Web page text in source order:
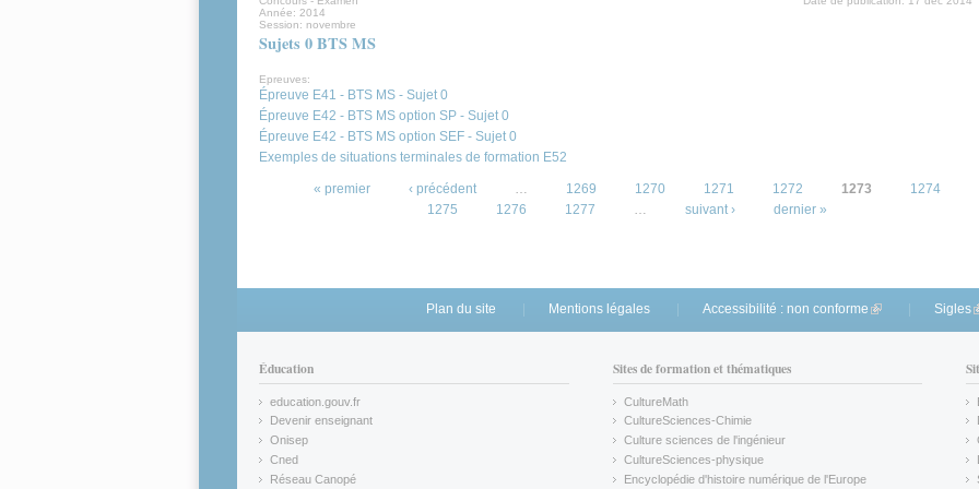
Année: 2014
Session: novembre
Sujets 0 BTS MS
Epreuves:
Épreuve E41 - BTS MS - Sujet 0
Épreuve E42 - BTS MS option SP - Sujet 0
Épreuve E42 - BTS MS option SEF - Sujet 0
Exemples de situations terminales de formation E52
« premier ‹ précédent 1269 1270 1271 1272 1273
1274
1275
1276 1277 suivant › dernier »
Plan du site Mentions légales Accessibilité : non conforme (link is external)
Sigles
Éducation
education.gouv.fr
(link is external)
Devenir enseignant
(link is external)
Onisep
(link is external)
Cned
(link is external)
Réseau Canopé
Sites de formation et thématiques
CultureMath
(link is external)
CultureSciences-Chimie
(link is external)
Culture sciences de l'ingénieur
CultureSciences-physique
(link is external)
Encyclopédie d'histoire numérique de l'Europe